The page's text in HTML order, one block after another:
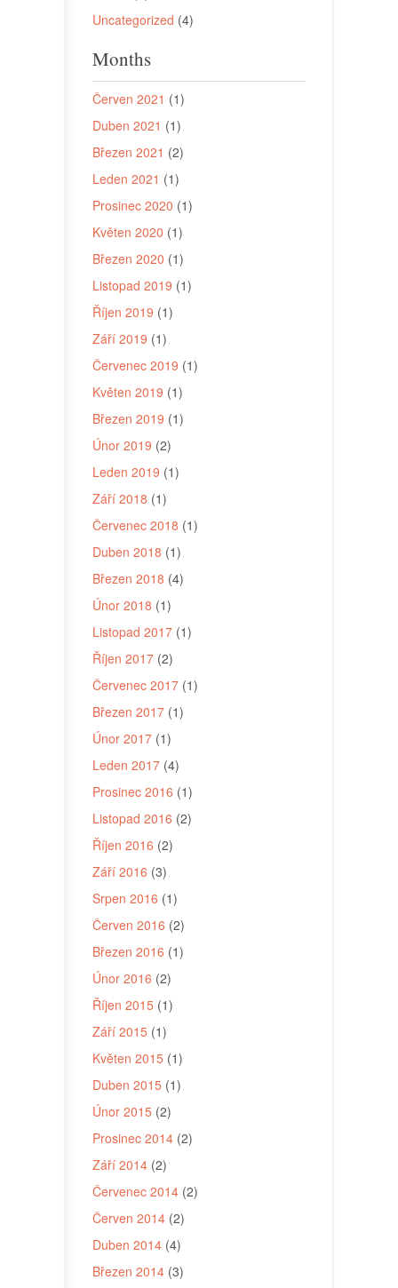
Uncategorized (4)
Months
Červen 2021 (1)
Duben 2021 (1)
Březen 2021 (2)
Leden 2021 (1)
Prosinec 2020 (1)
Květen 2020 (1)
Březen 2020 (1)
Listopad 2019 (1)
Říjen 2019 (1)
Září 2019 (1)
Červenec 2019 (1)
Květen 2019 (1)
Březen 2019 (1)
Únor 2019 (2)
Leden 2019 (1)
Září 2018 (1)
Červenec 2018 (1)
Duben 2018 (1)
Březen 2018 (4)
Únor 2018 (1)
Listopad 2017 (1)
Říjen 2017 (2)
Červenec 2017 (1)
Březen 2017 (1)
Únor 2017 (1)
Leden 2017 (4)
Prosinec 2016 (1)
Listopad 2016 (2)
Říjen 2016 (2)
Září 2016 (3)
Srpen 2016 (1)
Červen 2016 (2)
Březen 2016 (1)
Únor 2016 (2)
Říjen 2015 (1)
Září 2015 (1)
Květen 2015 (1)
Duben 2015 (1)
Únor 2015 (2)
Prosinec 2014 (2)
Září 2014 (2)
Červenec 2014 (2)
Červen 2014 (2)
Duben 2014 (4)
Březen 2014 (3)